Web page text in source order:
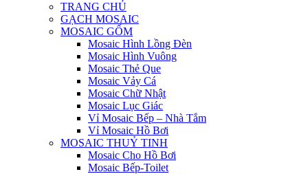
TRANG CHỦ
GẠCH MOSAIC
MOSAIC GỐM
Mosaic Hình Lồng Đèn
Mosaic Hình Vuông
Mosaic Thẻ Que
Mosaic Vảy Cá
Mosaic Chữ Nhật
Mosaic Lục Giác
Vỉ Mosaic Bếp – Nhà Tắm
Vỉ Mosaic Hồ Bơi
MOSAIC THUỶ TINH
Mosaic Cho Hồ Bơi
Mosaic Bếp-Toilet